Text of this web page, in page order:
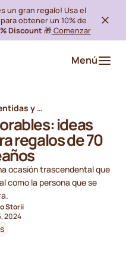
un gran regalo! Usa el
obtener un 10% de
Discount 🎁 Comenzar
Menú
Sentidas y memorables: ideas sentimentales para regalos de 70 cumpleaños
ideas
regalos de 70
ocasión trascendental que
como la persona que se
Storii
2024